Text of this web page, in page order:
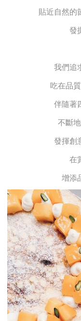
貼近自然的
發
我們追
吃在品
伴隨著
不斷
發揮創
在
增添